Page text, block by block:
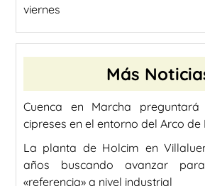
viernes
Más
Cuenca en Marcha
cipreses en el entorno del Arco de
La planta de Holcim en
años buscando avanzar
«referencia» a nivel industrial